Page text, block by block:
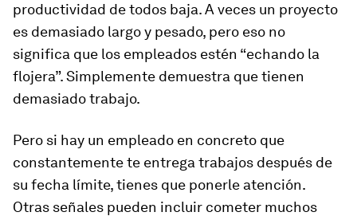
productividad de todos baja. A veces un proyecto
es demasiado largo y pesado, pero eso no
significa que los empleados estén “echando la
flojera”. Simplemente demuestra que tienen
demasiado trabajo.
Pero si hay un empleado en concreto que
constantemente te entrega trabajos después de
su fecha límite, tienes que ponerle atención.
Otras señales pueden incluir cometer muchos